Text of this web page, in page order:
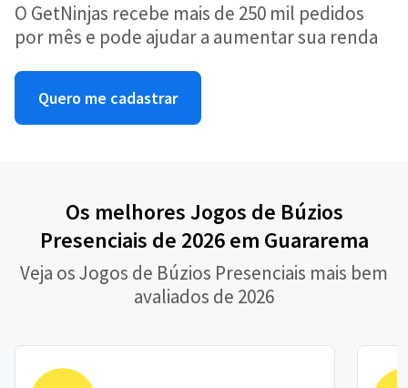
O GetNinjas recebe mais de 250 mil pedidos
por mês e pode ajudar a aumentar sua renda
Quero me cadastrar
Os melhores Jogos de Búzios
Presenciais de 2026 em Guararema
Veja os Jogos de Búzios Presenciais mais bem
avaliados de 2026